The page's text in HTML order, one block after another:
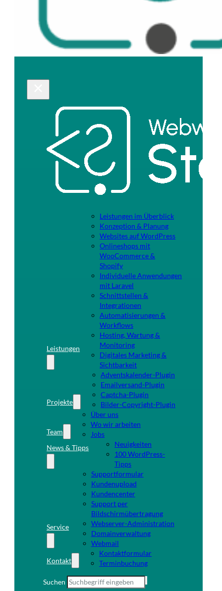
Leistungen
Leistungen im Überblick
Konzeption & Planung
Websites auf WordPress
Onlineshops mit
WooCommerce &
Shopify
Individuelle Anwendungen
mit Laravel
Schnittstellen &
Integrationen
Automatisierungen &
Workflows
Hosting, Wartung &
Monitoring
Digitales Marketing &
Sichtbarkeit
Projekte
Adventskalender-Plugin
Emailversand-Plugin
Captcha-Plugin
Bilder-Copyright-Plugin
Team
Über uns
Wo wir arbeiten
Jobs
News & Tipps
Neuigkeiten
100 WordPress-
Tipps
Service
Supportformular
Kundenupload
Kundencenter
Support per
Bildschirmübertragung
Webserver-Administration
Domainverwaltung
Webmail
Kontakt
Kontaktformular
Terminbuchung
Suchen